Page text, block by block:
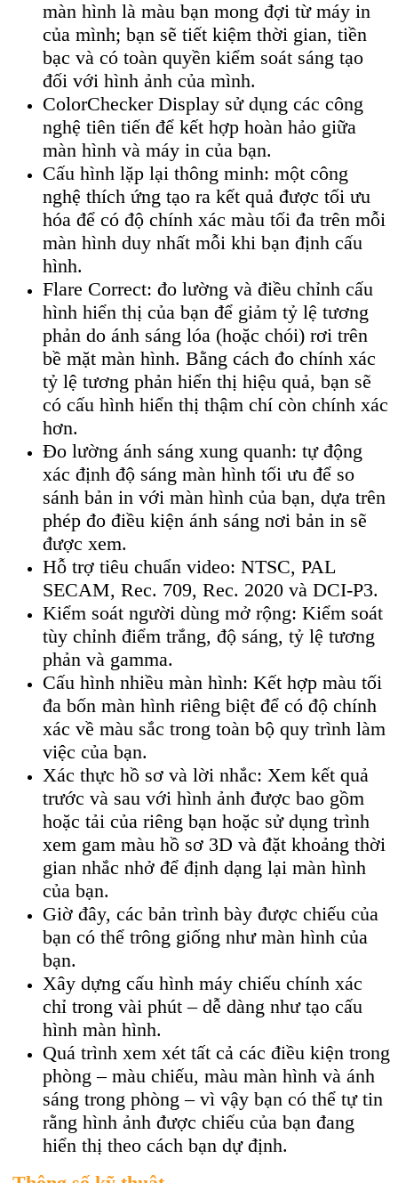
màn hình là màu bạn mong đợi từ máy in
của mình; bạn sẽ tiết kiệm thời gian, tiền
bạc và có toàn quyền kiểm soát sáng tạo
đối với hình ảnh của mình.
ColorChecker Display sử dụng các công
nghệ tiên tiến để kết hợp hoàn hảo giữa
màn hình và máy in của bạn.
Cấu hình lặp lại thông minh: một công
nghệ thích ứng tạo ra kết quả được tối ưu
hóa để có độ chính xác màu tối đa trên mỗi
màn hình duy nhất mỗi khi bạn định cấu
hình.
Flare Correct: đo lường và điều chỉnh cấu
hình hiển thị của bạn để giảm tỷ lệ tương
phản do ánh sáng lóa (hoặc chói) rơi trên
bề mặt màn hình. Bằng cách đo chính xác
tỷ lệ tương phản hiển thị hiệu quả, bạn sẽ
có cấu hình hiển thị thậm chí còn chính xác
hơn.
Đo lường ánh sáng xung quanh: tự động
xác định độ sáng màn hình tối ưu để so
sánh bản in với màn hình của bạn, dựa trên
phép đo điều kiện ánh sáng nơi bản in sẽ
được xem.
Hỗ trợ tiêu chuẩn video: NTSC, PAL
SECAM, Rec. 709, Rec. 2020 và DCI-P3.
Kiểm soát người dùng mở rộng: Kiểm soát
tùy chỉnh điểm trắng, độ sáng, tỷ lệ tương
phản và gamma.
Cấu hình nhiều màn hình: Kết hợp màu tối
đa bốn màn hình riêng biệt để có độ chính
xác về màu sắc trong toàn bộ quy trình làm
việc của bạn.
Xác thực hồ sơ và lời nhắc: Xem kết quả
trước và sau với hình ảnh được bao gồm
hoặc tải của riêng bạn hoặc sử dụng trình
xem gam màu hồ sơ 3D và đặt khoảng thời
gian nhắc nhở để định dạng lại màn hình
của bạn.
Giờ đây, các bản trình bày được chiếu của
bạn có thể trông giống như màn hình của
bạn.
Xây dựng cấu hình máy chiếu chính xác
chỉ trong vài phút – dễ dàng như tạo cấu
hình màn hình.
Quá trình xem xét tất cả các điều kiện trong
phòng – màu chiếu, màu màn hình và ánh
sáng trong phòng – vì vậy bạn có thể tự tin
rằng hình ảnh được chiếu của bạn đang
hiển thị theo cách bạn dự định.